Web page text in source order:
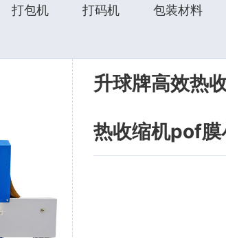
打包机 打码机 包装材料
升球牌高效热
热收缩机pof膜